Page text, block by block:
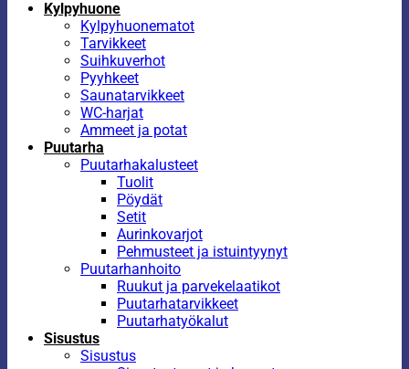
Kylpyhuone
Kylpyhuonematot
Tarvikkeet
Suihkuverhot
Pyyhkeet
Saunatarvikkeet
WC-harjat
Ammeet ja potat
Puutarha
Puutarhakalusteet
Tuolit
Pöydät
Setit
Aurinkovarjot
Pehmusteet ja istuintyynyt
Puutarhanhoito
Ruukut ja parvekelaatikot
Puutarhatarvikkeet
Puutarhatyökalut
Sisustus
Sisustus